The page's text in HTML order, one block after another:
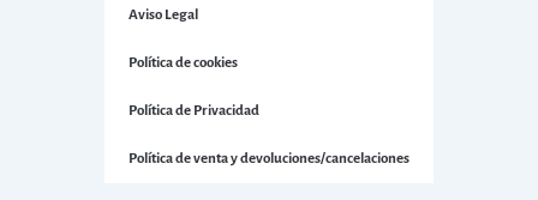
Aviso Legal
Política de cookies
Política de Privacidad
Política de venta y devoluciones/cancelaciones